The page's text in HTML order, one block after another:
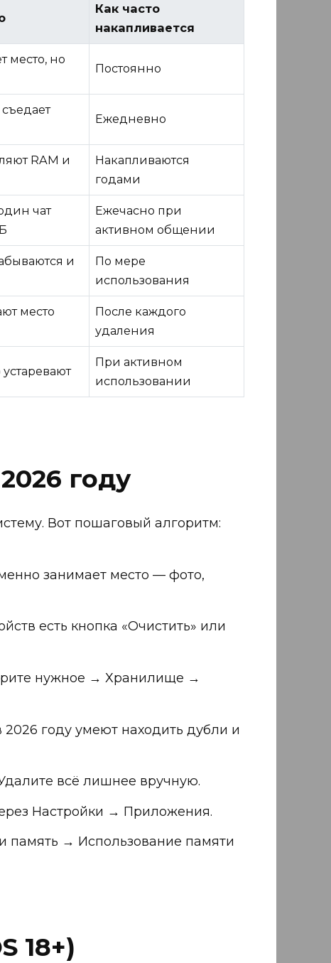
Как часто
накапливается
место, но
Постоянно
Ежедневно
RAM и
Накапливаются
годами
чат
Ежечасно при
активном общении
и
По мере
использования
место
После каждого
удаления
При активном
использовании
году
Вот пошаговый алгоритм:
занимает место — фото,
есть кнопка «Очистить» или
нужное → Хранилище →
году умеют находить дубли и
всё лишнее вручную.
Настройки → Приложения.
память → Использование памяти
18+)